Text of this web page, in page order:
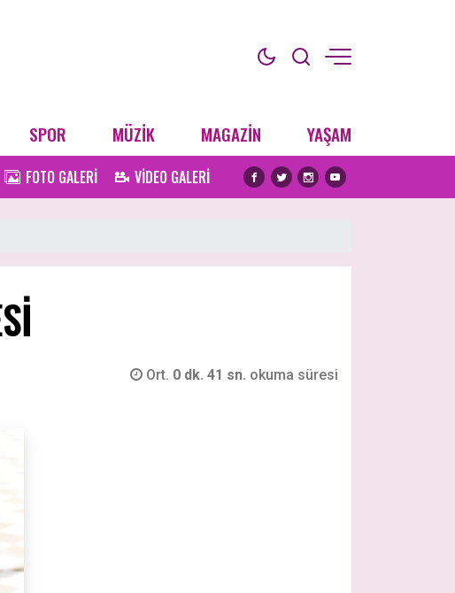
SPOR MÜZİK MAGAZİN YAŞAM
FOTO GALERİ VİDEO GALERİ
Ort. 0 dk. 41 sn. okuma süresi